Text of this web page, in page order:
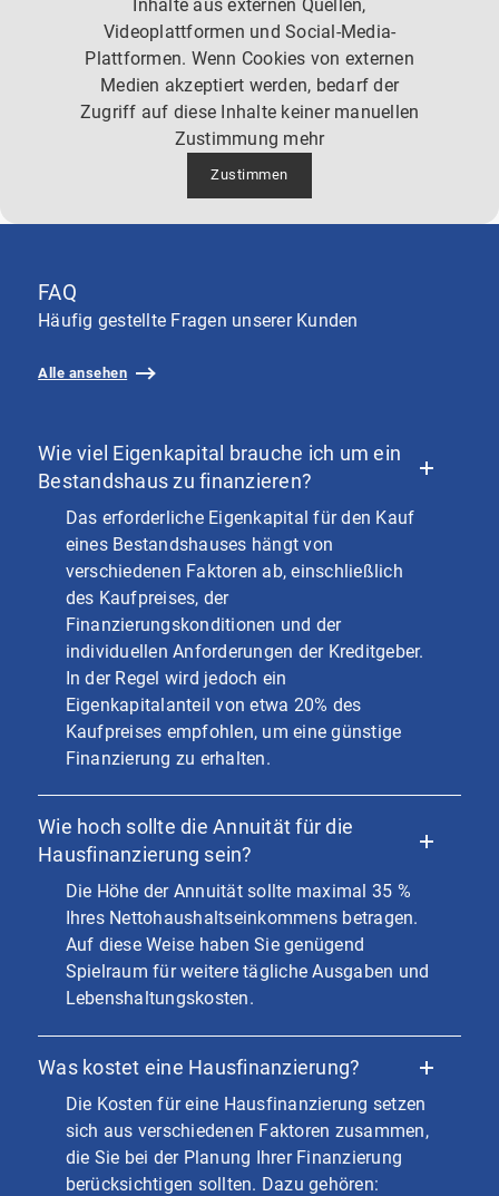
Inhalte aus externen Quellen,
Videoplattformen und Social-Media-
Plattformen. Wenn Cookies von externen
Medien akzeptiert werden, bedarf der
Zugriff auf diese Inhalte keiner manuellen
Zustimmung mehr
Zustimmen
FAQ
Häufig gestellte Fragen unserer Kunden
Alle ansehen
Wie viel Eigenkapital brauche ich um ein
Bestandshaus zu finanzieren?
Das erforderliche Eigenkapital für den Kauf
eines Bestandshauses hängt von
verschiedenen Faktoren ab, einschließlich
des Kaufpreises, der
Finanzierungskonditionen und der
individuellen Anforderungen der Kreditgeber.
In der Regel wird jedoch ein
Eigenkapitalanteil von etwa 20% des
Kaufpreises empfohlen, um eine günstige
Finanzierung zu erhalten.
Wie hoch sollte die Annuität für die
Hausfinanzierung sein?
Die Höhe der Annuität sollte maximal 35 %
Ihres Nettohaushaltseinkommens betragen.
Auf diese Weise haben Sie genügend
Spielraum für weitere tägliche Ausgaben und
Lebenshaltungskosten.
Was kostet eine Hausfinanzierung?
Die Kosten für eine Hausfinanzierung setzen
sich aus verschiedenen Faktoren zusammen,
die Sie bei der Planung Ihrer Finanzierung
berücksichtigen sollten. Dazu gehören: